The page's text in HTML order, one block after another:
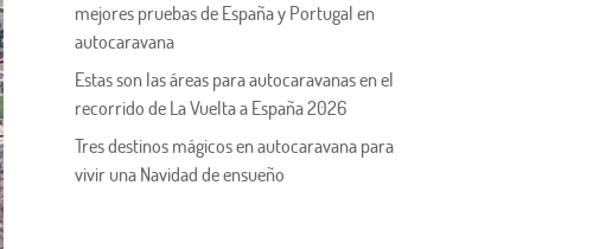
mejores pruebas de España y Portugal en
autocaravana
Estas son las áreas para autocaravanas en el
recorrido de La Vuelta a España 2026
Tres destinos mágicos en autocaravana para
vivir una Navidad de ensueño